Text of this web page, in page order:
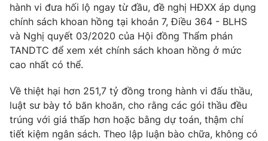
Phó Tổng Biên tập:Nguyễn Thị Mỹ Hạnh, Phạm Quốc Thắng,
Nguyễn Trọng Ninh
Tổng đài VTV:024.38 355 931 - 024.38 355 932
Ðiện thoại Thời báo VTV:024.66 897 897
Email:toasoan@vtv.vn
Liên hệ quảng cáo:024-7300.7108
hành vi đưa hối lộ ngay từ đầu, đề nghị HĐXX áp dụng
chính sách khoan hồng tại khoản 7, Điều 364 - BLHS
và Nghị quyết 03/2020 của Hội đồng Thẩm phán
TANDTC để xem xét chính sách khoan hồng ở mức
cao nhất có thể.
Về thiệt hại hơn 251,7 tỷ đồng trong hành vi đấu thầu,
luật sư bày tỏ băn khoăn, cho rằng các gói thầu đều
trúng với giá thấp hơn hoặc bằng dự toán, thậm chí
tiết kiệm ngân sách. Theo lập luận bào chữa, không có